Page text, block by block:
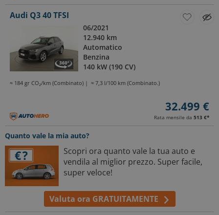
Audi Q3 40 TFSI
06/2021
12.940 km
Automatico
Benzina
140 kW (190 CV)
≈ 184 gr CO₂/km (Combinato) ≈ 7,3 l/100 km (Combinato.)
32.499 €
Rata mensile da 513 €*
Quanto vale la mia auto?
Scopri ora quanto vale la tua auto e
vendila al miglior prezzo. Super facile,
super veloce!
Valuta ora GRATUITAMENTE